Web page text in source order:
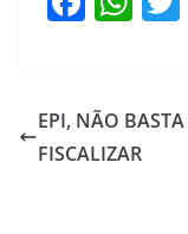
e
b
s
A
EPI, NÃO BASTA
FISCALIZAR